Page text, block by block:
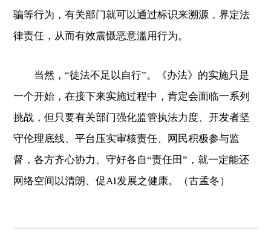
骗等行为，有关部门就可以通过标识来溯源，界定法
律责任，从而有效震慑恶意滥用行为。
当然，“徒法不足以自行”。《办法》的实施只是
一个开始，在接下来实施过程中，肯定会面临一系列
挑战，但只要有关部门强化监管执法力度、开发者坚
守伦理底线、平台压实审核责任、网民积极参与监
督，各方齐心协力、守好各自“责任田”，就一定能还
网络空间以清朗、促AI发展之健康。（古孟冬）